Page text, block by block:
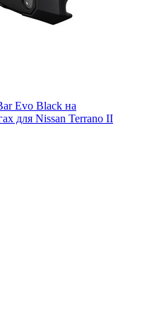
Evo Black на
для Nissan Terrano II